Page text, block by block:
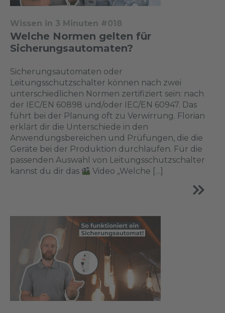
Wissen in 3 Minuten #018
Welche Normen gelten für
Sicherungsautomaten?
Sicherungsautomaten oder
Leitungsschutzschalter können nach zwei
unterschiedlichen Normen zertifiziert sein: nach
der IEC/EN 60898 und/oder IEC/EN 60947. Das
führt bei der Planung oft zu Verwirrung. Florian
erklärt dir die Unterschiede in den
Anwendungsbereichen und Prüfungen, die die
Geräte bei der Produktion durchlaufen. Für die
passenden Auswahl von Leitungsschutzschalter
kannst du dir das
Video „Welche […]